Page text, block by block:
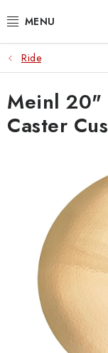
na
KYTARY
UKULELE
DECHY
KYTAROVÉ
OSTATNÍ
Ride
Meinl 20"
Caster